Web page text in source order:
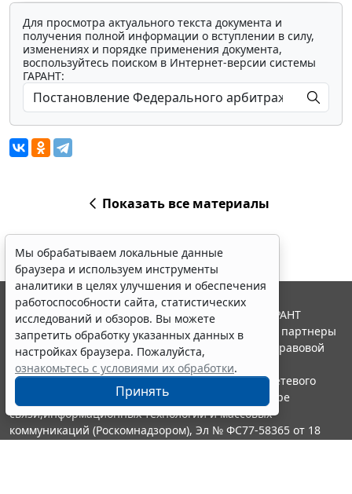
Для просмотра актуального текста документа и
получения полной информации о вступлении в силу,
изменениях и порядке применения документа,
воспользуйтесь поиском в Интернет-версии системы
ГАРАНТ:
Показать все материалы
Мы обрабатываем локальные данные
браузера и используем инструменты
аналитики в целях улучшения и обеспечения
работоспособности сайта, статистических
исследований и обзоров. Вы можете
запретить обработку указанных данных в
настройках браузера. Пожалуйста,
ознакомьтесь с условиями их обработки.
Принять
© ООО "НПП "ГАРАНТ-СЕРВИС", 2026. Система ГАРАНТ
выпускается с 1990 года. Компания "Гарант" и ее партнеры
являются участниками Российской ассоциации правовой
информации ГАРАНТ.
Портал ГАРАНТ.РУ зарегистрирован в качестве сетевого
издания Федеральной службой по надзору в сфере
связи,информационных технологий и массовых
коммуникаций (Роскомнадзором), Эл № ФС77-58365 от 18